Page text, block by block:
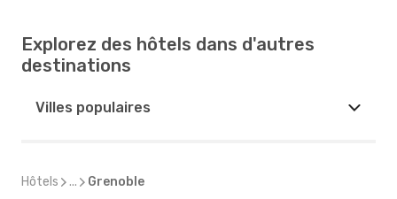
Explorez des hôtels dans d'autres
destinations
Villes populaires
Hôtels ... Grenoble